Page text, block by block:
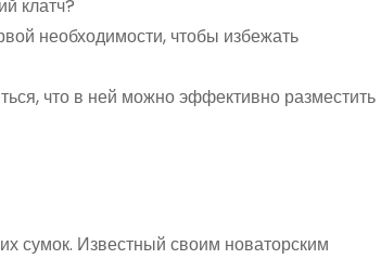
клатч?
необходимости, чтобы избежать
что в ней можно эффективно разместить
сумок. Известный своим новаторским